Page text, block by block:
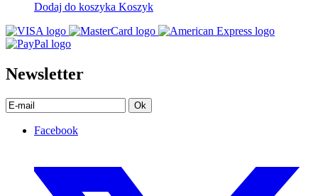
Dodaj do koszyka Koszyk
Newsletter
Ok
Facebook